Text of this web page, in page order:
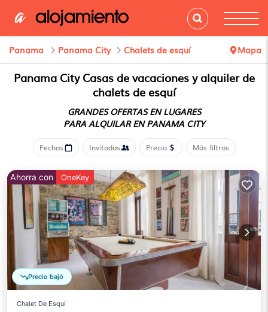
Panama Panama City Chalets de esquí Mapa
Panama City Casas de vacaciones y alquiler de
chalets de esquí
GRANDES OFERTAS EN LUGARES
PARA ALQUILAR EN PANAMA CITY
Fechas Invitados Precio Más filtros
Precio bajó
Ahorra con OneKey
Chalet De Esquí